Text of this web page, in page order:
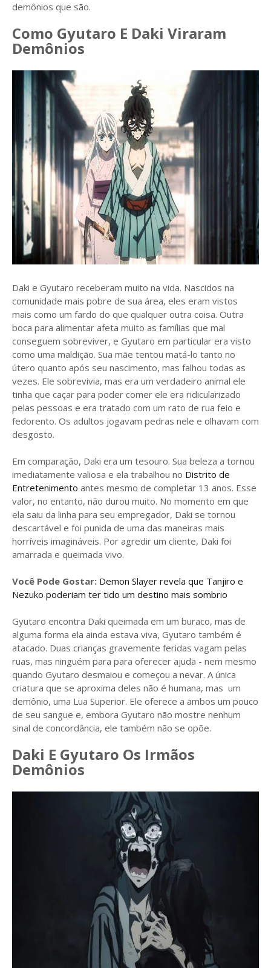
demônios que são.
Como Gyutaro E Daki Viraram
Demônios
Daki e Gyutaro receberam muito na vida. Nascidos na
comunidade mais pobre de sua área, eles eram vistos
mais como um fardo do que qualquer outra coisa. Outra
boca para alimentar afeta muito as famílias que mal
conseguem sobreviver, e Gyutaro em particular era visto
como uma maldição. Sua mãe tentou matá-lo tanto no
útero quanto após seu nascimento, mas falhou todas as
vezes. Ele sobrevivia, mas era um verdadeiro animal ele
tinha que caçar para poder comer ele era ridicularizado
pelas pessoas e era tratado com um rato de rua feio e
fedorento. Os adultos jogavam pedras nele e olhavam com
desgosto.
Em comparação, Daki era um tesouro. Sua beleza a tornou
imediatamente valiosa e ela trabalhou no Distrito de
Entretenimento antes mesmo de completar 13 anos. Esse
valor, no entanto, não durou muito. No momento em que
ela saiu da linha para seu empregador, Daki se tornou
descartável e foi punida de uma das maneiras mais
horríveis imagináveis. Por agredir um cliente, Daki foi
amarrada e queimada vivo.
Você Pode Gostar: Demon Slayer revela que Tanjiro e
Nezuko poderiam ter tido um destino mais sombrio
Gyutaro encontra Daki queimada em um buraco, mas de
alguma forma ela ainda estava viva, Gyutaro também é
atacado. Duas crianças gravemente feridas vagam pelas
ruas, mas ninguém para para oferecer ajuda - nem mesmo
quando Gyutaro desmaiou e começou a nevar. A única
criatura que se aproxima deles não é humana, mas um
demônio, uma Lua Superior. Ele oferece a ambos um pouco
de seu sangue e, embora Gyutaro não mostre nenhum
sinal de concordância, ele também não se opõe.
Daki E Gyutaro Os Irmãos
Demônios